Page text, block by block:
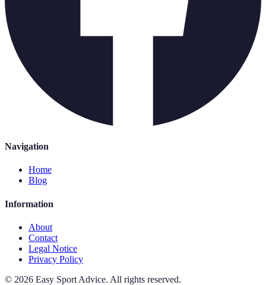
Navigation
Home
Blog
Information
About
Contact
Legal Notice
Privacy Policy
© 2026 Easy Sport Advice. All rights reserved.